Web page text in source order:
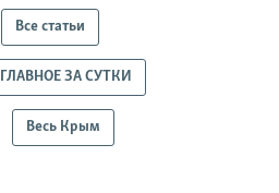
Все статьи
ГЛАВНОЕ ЗА СУТКИ
Весь Крым